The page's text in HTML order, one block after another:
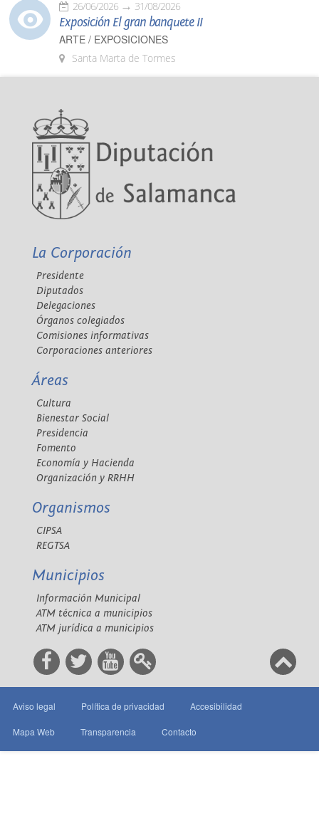
26/06/2026 31/08/2026
Exposición El gran banquete II
ARTE / EXPOSICIONES
Santa Marta de Tormes
La Corporación
Presidente
Diputados
Delegaciones
Órganos colegiados
Comisiones informativas
Corporaciones anteriores
Áreas
Cultura
Bienestar Social
Presidencia
Fomento
Economía y Hacienda
Organización y RRHH
Organismos
CIPSA
REGTSA
Municipios
Información Municipal
ATM técnica a municipios
ATM jurídica a municipios
Aviso legal Política de privacidad Accesibilidad
Mapa Web Transparencia Contacto